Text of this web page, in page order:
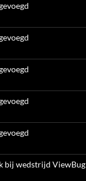
bij wedstrijd ViewBug